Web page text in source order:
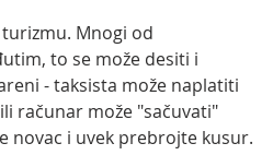
Mnogi od
to se može desiti i
- taksista može naplatiti
računar može "sačuvati"
novac i uvek prebrojte kusur.